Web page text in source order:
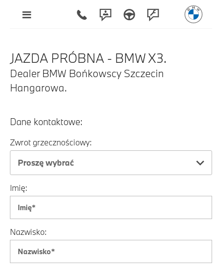
JAZDA PRÓBNA - BMW X3.
Dealer BMW Bońkowscy Szczecin
Hangarowa.
Dane kontaktowe:
Zwrot grzecznościowy:
Proszę wybrać
Imię:
Nazwisko: